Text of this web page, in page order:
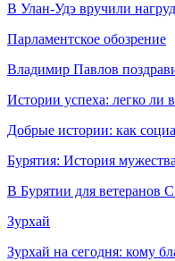
В Улан-Удэ вручили
Парламентское обозрение
Владимир Павлов
Истории успеха: легко ли
Добрые истории: как
Бурятия: История мужества
В Бурятии для ветеранов
Зурхай
Зурхай на сегодня: кому